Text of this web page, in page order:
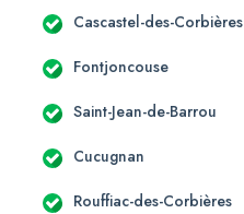
Cascastel-des-Corbières
Fontjoncouse
Saint-Jean-de-Barrou
Cucugnan
Rouffiac-des-Corbières